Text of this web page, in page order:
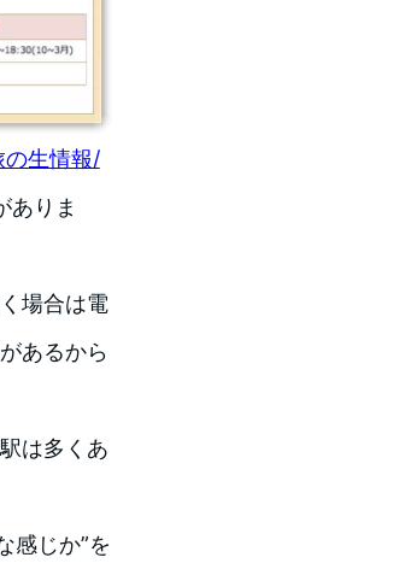
の生情報/
ありま
場合は電
あるから
は多くあ
感じか”を